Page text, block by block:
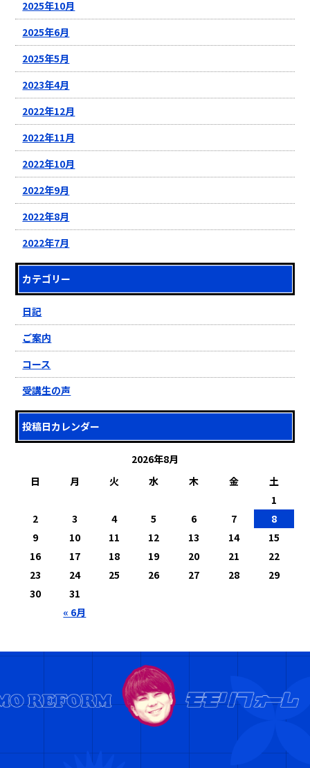
2025年10月
2025年6月
2025年5月
2023年4月
2022年12月
2022年11月
2022年10月
2022年9月
2022年8月
2022年7月
カテゴリー
日記
ご案内
コース
受講生の声
投稿日カレンダー
2026年8月
日
月 火 水 木 金 土
« 6月
1
2
3 4 5 6 7
8
9
10 11 12 13 14
15
16
17 18 19 20 21
22
23
24 25 26 27 28
29
30
31